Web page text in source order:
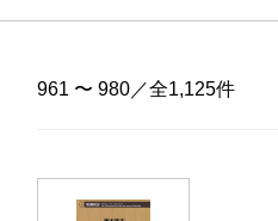
961 〜 980／全1,125件